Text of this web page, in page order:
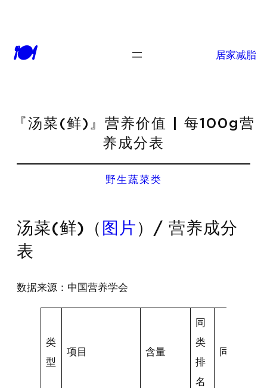
🍽 居家减脂
『汤菜(鲜)』营养价值 | 每100g营
养成分表
野生蔬菜类
汤菜(鲜)（ 图片 ）/ 营养成分
表
数据来源：中国营养学会
类
型
项目 含量
同
类
排
名
同类均值